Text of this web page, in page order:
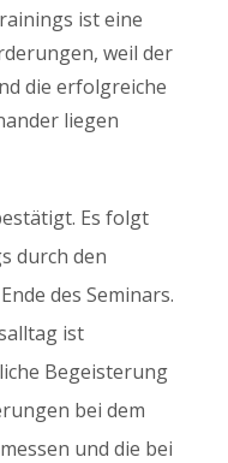
ist eine
weil der
die erfolgreiche
liegen
Es folgt
durch den
des Seminars.
ist
Begeisterung
bei dem
und die bei